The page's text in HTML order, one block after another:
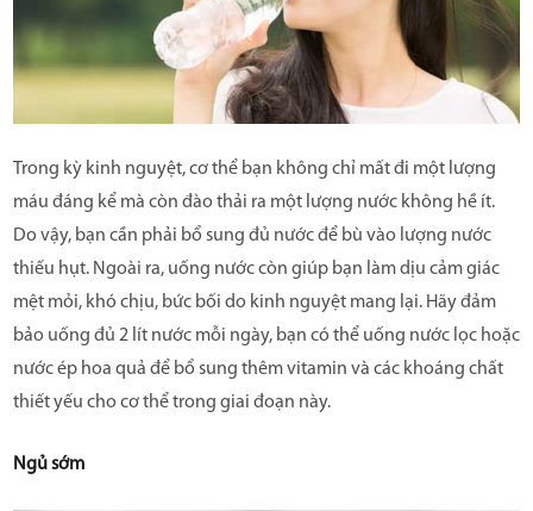
Trong kỳ kinh nguyệt, cơ thể bạn không chỉ mất đi một lượng
máu đáng kể mà còn đào thải ra một lượng nước không hề ít.
Do vậy, bạn cần phải bổ sung đủ nước để bù vào lượng nước
thiếu hụt. Ngoài ra, uống nước còn giúp bạn làm dịu cảm giác
mệt mỏi, khó chịu, bức bối do kinh nguyệt mang lại. Hãy đảm
bảo uống đủ 2 lít nước mỗi ngày, bạn có thể uống nước lọc hoặc
nước ép hoa quả để bổ sung thêm vitamin và các khoáng chất
thiết yếu cho cơ thể trong giai đoạn này.
Ngủ sớm